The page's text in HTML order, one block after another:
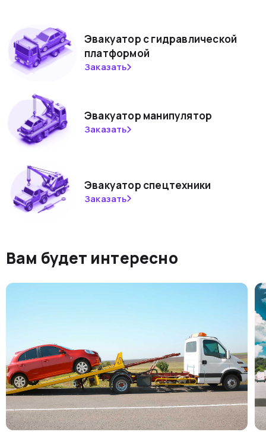
Эвакуатор с гидравлической
платформой
Заказать
Эвакуатор манипулятор
Заказать
Эвакуатор спецтехники
Заказать
Вам будет интересно